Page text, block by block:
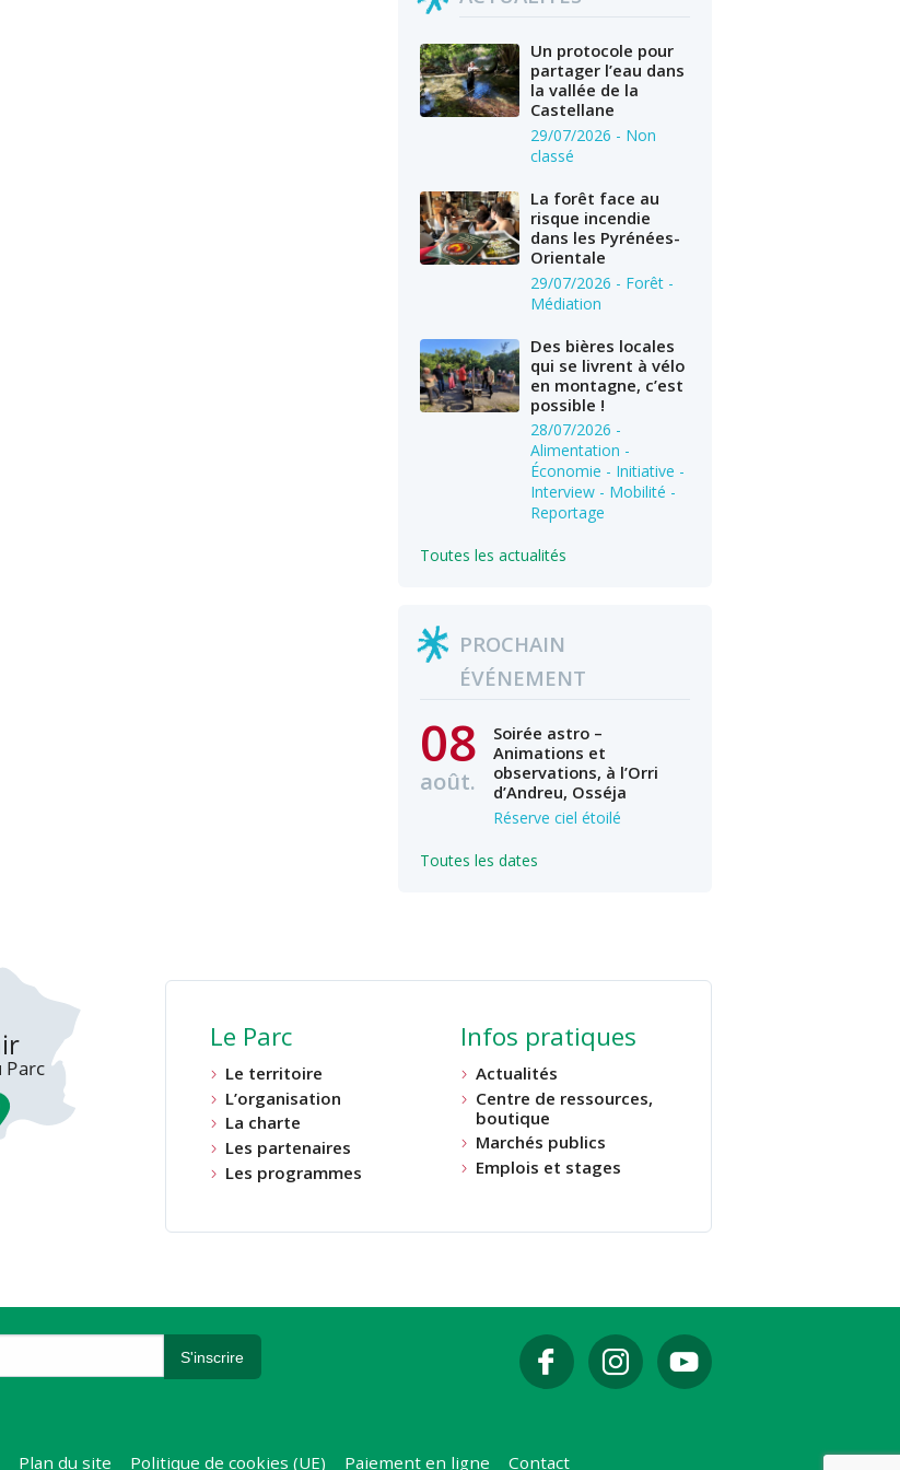
Un protocole pour
partager l’eau dans
la vallée de la
Castellane
29/07/2026 - Non
classé
La forêt face au
risque incendie
dans les Pyrénées-
Orientale
29/07/2026 - Forêt -
Médiation
Des bières locales
qui se livrent à vélo
en montagne, c’est
possible !
28/07/2026 -
Alimentation -
Économie - Initiative -
Interview - Mobilité -
Reportage
Toutes les actualités
PROCHAIN
ÉVÉNEMENT
08
août.
Soirée astro –
Animations et
observations, à l’Orri
d’Andreu, Osséja
Réserve ciel étoilé
Toutes les dates
Le Parc
Le territoire
L’organisation
La charte
Les partenaires
Les programmes
Infos pratiques
Actualités
Centre de ressources,
boutique
Marchés publics
Emplois et stages
Plan du site Politique de cookies (UE) Paiement en ligne Contact